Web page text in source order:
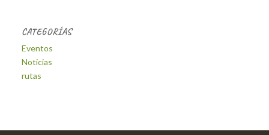
CATEGORÍAS
Eventos
Noticias
rutas